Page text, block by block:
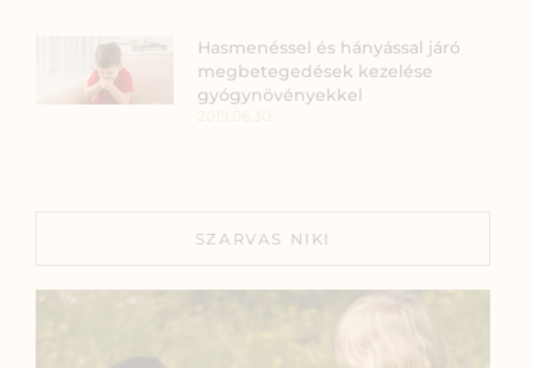
Hasmenéssel és hányással járó
megbetegedések kezelése
gyógynövényekkel
SZARVAS NIKI